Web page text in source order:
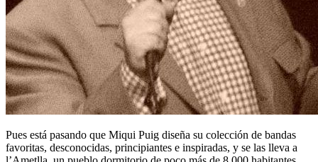
Pues está pasando que Miqui Puig diseña su colección de bandas
favoritas, desconocidas, principiantes e inspiradas, y se las lleva a